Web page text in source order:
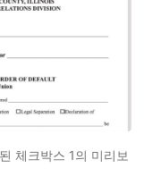
체크박스 1의 미리보